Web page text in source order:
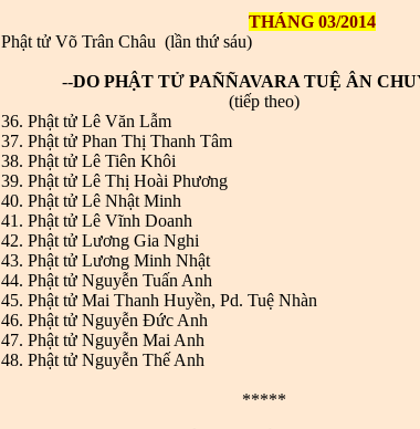
THÁNG 03/2014
Phật tử Võ Trân Châu (lần thứ sáu)
--DO PHẬT TỬ PAÑÑAVARA TUỆ ÂN
(tiếp theo)
36. Phật tử Lê Văn Lẫm
37. Phật tử Phan Thị Thanh Tâm
38. Phật tử Lê Tiên Khôi
39. Phật tử Lê Thị Hoài Phương
40. Phật tử Lê Nhật Minh
41. Phật tử Lê Vĩnh Doanh
42. Phật tử Lương Gia Nghi
43. Phật tử Lương Minh Nhật
44. Phật tử Nguyễn Tuấn Anh
45. Phật tử Mai Thanh Huyền, Pd. Tuệ Nhàn
46. Phật tử Nguyễn Đức Anh
47. Phật tử Nguyễn Mai Anh
48. Phật tử Nguyễn Thế Anh
*****